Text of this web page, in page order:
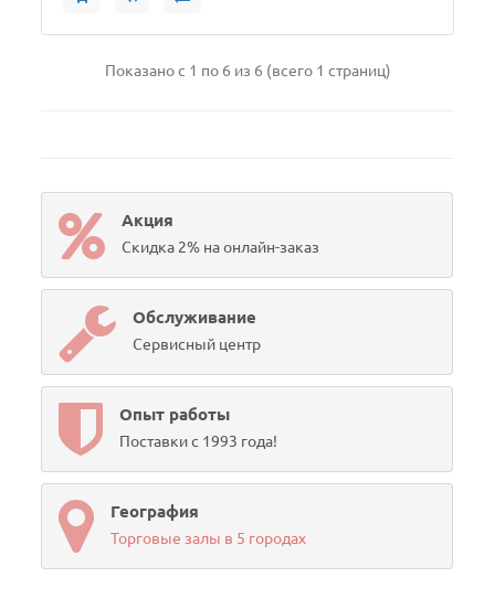
Показано с 1 по 6 из 6 (всего 1 страниц)
Акция
Скидка 2% на онлайн-заказ
Обслуживание
Сервисный центр
Опыт работы
Поставки с 1993 года!
География
Торговые залы в 5 городах